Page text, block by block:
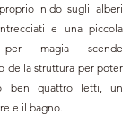
nido sugli alberi
e una piccola
magia scende
della struttura per poter
ben quattro letti, un
e il bagno.